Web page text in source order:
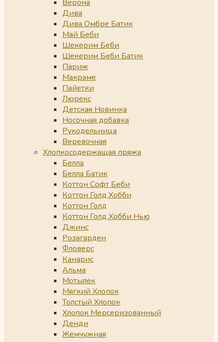
Верона
Дива
Дива Омбре Батик
Май Беби
Шекерим Беби
Шекерим Беби Батик
Париж
Макраме
Пайетки
Люрекс
Детская Новинка
Носочная добавка
Рукодельница
Веревочная
Хлопкосодержащая пряжа
Белла
Белла Батик
Коттон Софт Беби
Коттон Голд Хобби
Коттон Голд
Коттон Голд Хобби Нью
Джинс
Розагарден
Фловерс
Канарис
Альма
Мотылек
Мягкий Хлопок
Толстый Хлопок
Хлопок Мерсеризованный
Денди
Жемчужная